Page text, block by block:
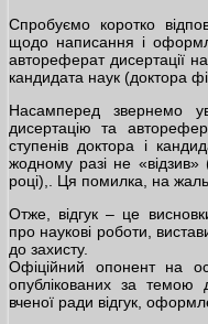
Спробуємо коротко
щодо написання і
автореферат дисертації
кандидата наук (доктора
Насамперед звернемо
дисертацію та
ступенів доктора і
жодному разі не
році),. Ця помилка, на
Отже, відгук – це
про наукові роботи,
до захисту.
Офіційний опонент на
опублікованих за темою
вченої ради відгук,